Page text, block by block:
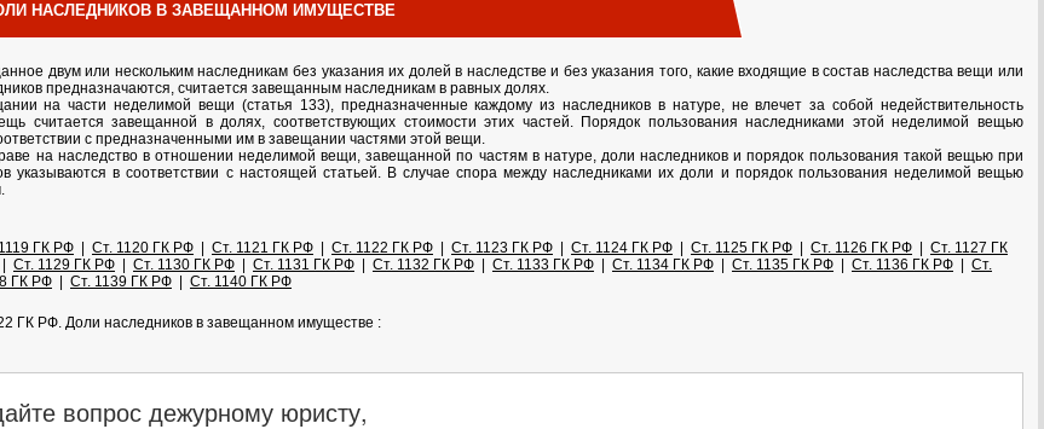
НАСЛЕДНИКОВ В ЗАВЕЩАННОМ ИМУЩЕСТВЕ
двум или нескольким наследникам без указания их долей в наследстве и без указания того, какие входящие в состав наследства вещи или
предназначаются, считается завещанным наследникам в равных долях.
на части неделимой вещи (статья 133), предназначенные каждому из наследников в натуре, не влечет за собой недействительность
считается завещанной в долях, соответствующих стоимости этих частей. Порядок пользования наследниками этой неделимой вещью
с предназначенными им в завещании частями этой вещи.
на наследство в отношении неделимой вещи, завещанной по частям в натуре, доли наследников и порядок пользования такой вещью при
указываются в соответствии с настоящей статьей. В случае спора между наследниками их доли и порядок пользования неделимой вещью
ГК РФ Ст. 1120 ГК РФ Ст. 1121 ГК РФ Ст. 1122 ГК РФ Ст. 1123 ГК РФ Ст. 1124 ГК РФ Ст. 1125 ГК РФ Ст. 1126 ГК РФ
Ст. 1127 ГК
Ст. 1129 ГК РФ Ст. 1130 ГК РФ Ст. 1131 ГК РФ Ст. 1132 ГК РФ Ст. 1133 ГК РФ Ст. 1134 ГК РФ Ст. 1135 ГК РФ Ст. 1136 ГК РФ
Ст.
ГК РФ Ст. 1139 ГК РФ Ст. 1140 ГК РФ
ГК РФ. Доли наследников в завещанном имуществе :
вопрос дежурному юристу,